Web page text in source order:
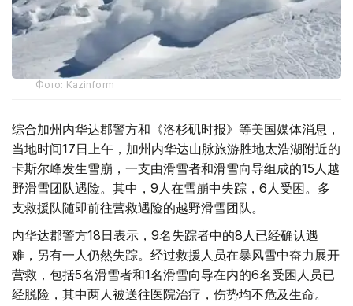
Фото: Kazinform
综合加州内华达郡警方和《洛杉矶时报》等美国媒体消息，
当地时间17日上午，加州内华达山脉旅游胜地太浩湖附近的
卡斯尔峰发生雪崩，一支由滑雪者和滑雪向导组成的15人越
野滑雪团队遇险。其中，9人在雪崩中失踪，6人受困。多
支救援队随即前往营救遇险的越野滑雪团队。
内华达郡警方18日表示，9名失踪者中的8人已经确认遇
难，另有一人仍然失踪。经过救援人员在暴风雪中奋力展开
营救，包括5名滑雪者和1名滑雪向导在内的6名受困人员已
经脱险，其中两人被送往医院治疗，伤势均不危及生命。